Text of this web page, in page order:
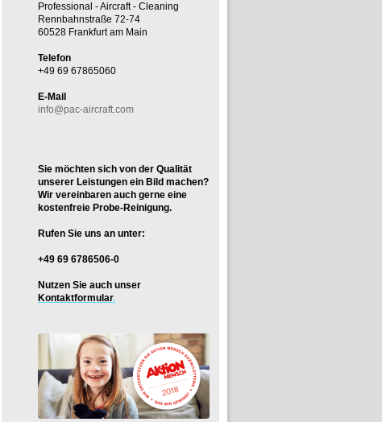
Professional - Aircraft - Cleaning
Rennbahnstraße 72-74
60528 Frankfurt am Main
Telefon
+49 69 67865060
E-Mail
info@pac-aircraft.com
Sie möchten sich von der Qualität
unserer Leistungen ein Bild machen?
Wir vereinbaren auch gerne eine
kostenfreie Probe-Reinigung.
Rufen Sie uns an unter:
+49 69 6786506-0
Nutzen Sie auch unser
Kontaktformular.